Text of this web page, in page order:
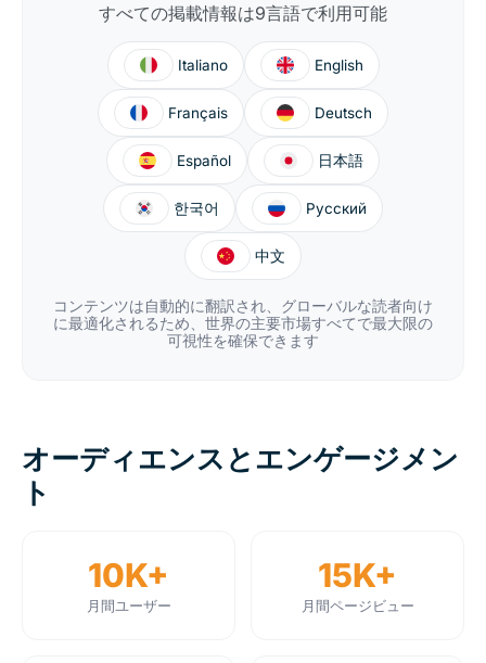
すべての掲載情報は9言語で利用可能
Italiano English
Français Deutsch
Español 日本語
한국어 Русский
中文
コンテンツは自動的に翻訳され、グローバルな読者向け
に最適化されるため、世界の主要市場すべてで最大限の
可視性を確保できます
オーディエンスとエンゲージメン
ト
10K+
月間ユーザー
15K+
月間ページビュー